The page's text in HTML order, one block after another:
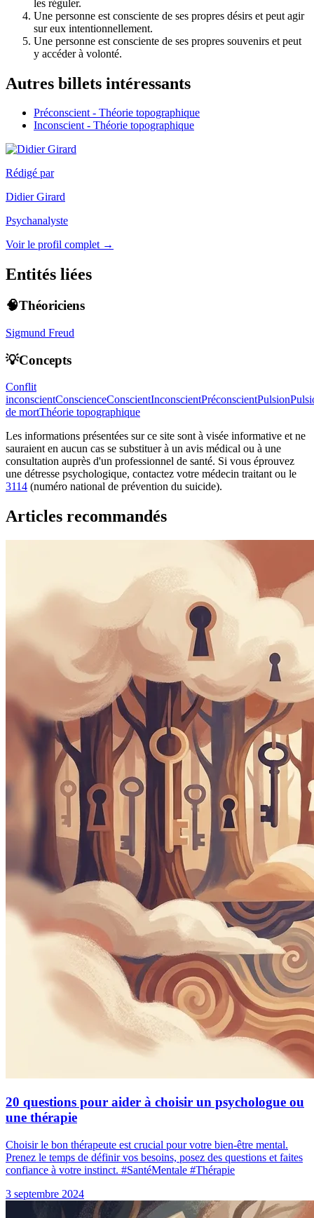
les réguler.
Une personne est consciente de ses propres désirs et peut agir
sur eux intentionnellement.
Une personne est consciente de ses propres souvenirs et peut
y accéder à volonté.
Autres billets intéressants
Préconscient - Théorie topographique
Inconscient - Théorie topographique
Rédigé par
Didier Girard
Psychanalyste
Voir le profil complet →
Entités liées
🧠Théoriciens
Sigmund Freud
💡Concepts
Conflit
inconscientConscienceConscientInconscientPréconscientPulsion
de mortThéorie topographique
Les informations présentées sur ce site sont à visée informative et ne
sauraient en aucun cas se substituer à un avis médical ou à une
consultation auprès d'un professionnel de santé. Si vous éprouvez
une détresse psychologique, contactez votre médecin traitant ou le
3114 (numéro national de prévention du suicide).
Articles recommandés
20 questions pour aider à choisir un psychologue ou
une thérapie
Choisir le bon thérapeute est crucial pour votre bien-être mental.
Prenez le temps de définir vos besoins, posez des questions et faites
confiance à votre instinct. #SantéMentale #Thérapie
3 septembre 2024